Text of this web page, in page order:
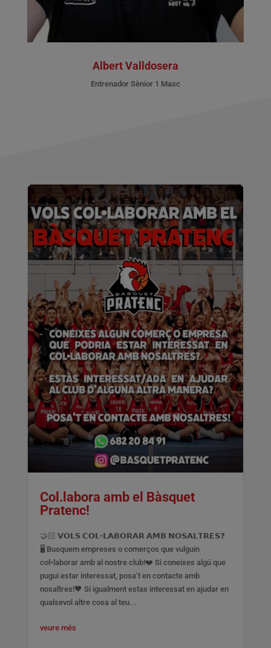
Albert Valldosera
Entrenador Sènior 1 Masc
Col.labora amb el Bàsquet
Pratenc!
🤝🏻 𝗩𝗢𝗟𝗦 𝗖𝗢𝗟•𝗟𝗔𝗕𝗢𝗥𝗔𝗥 𝗔𝗠𝗕 𝗡𝗢𝗦𝗔𝗟𝗧𝗥𝗘𝗦❓
🖥️ Busquem empreses o comerços que vulguin
col•laborar amb al nostre club!❤️ Si coneixes algú que
pugui estar interessat, posa’t en contacte amb
nosaltres!🖤 Si igualment estas interessat en ajudar en
qualsevol altre cosa al teu...
veure més